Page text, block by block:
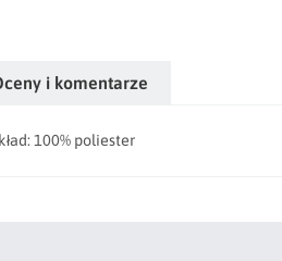
i komentarze
100% poliester